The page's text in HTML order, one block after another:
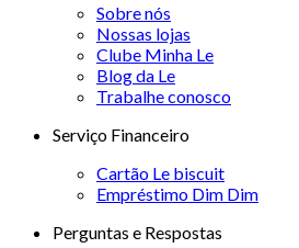
Sobre nós
Nossas lojas
Clube Minha Le
Blog da Le
Trabalhe conosco
Serviço Financeiro
Cartão Le biscuit
Empréstimo Dim Dim
Perguntas e Respostas